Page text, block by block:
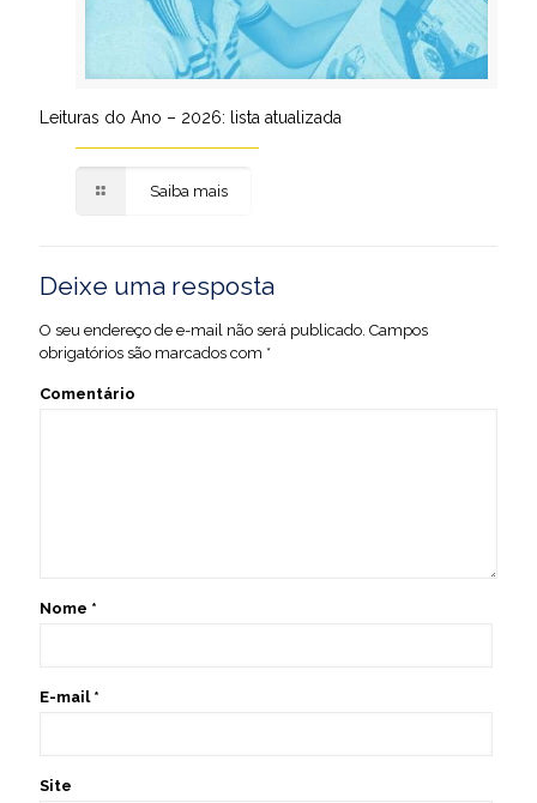
Leituras do Ano – 2026: lista atualizada
Saiba mais
Deixe uma resposta
O seu endereço de e-mail não será publicado. Campos
obrigatórios são marcados com *
Comentário
Nome *
E-mail *
Site